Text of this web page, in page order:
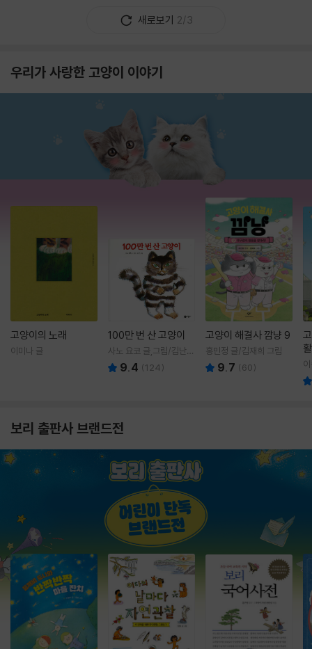
새로보기 2/3
우리가 사랑한 고양이 이야기
고양이의 노래
이미나 글
100만 번 산 고양이
사노 요코 글,그림/김난주
역 9.4 (124)
고양이 해결사 깜냥 9
홍민정 글/김재희 그림
9.7 (60)
보리 출판사 브랜드전